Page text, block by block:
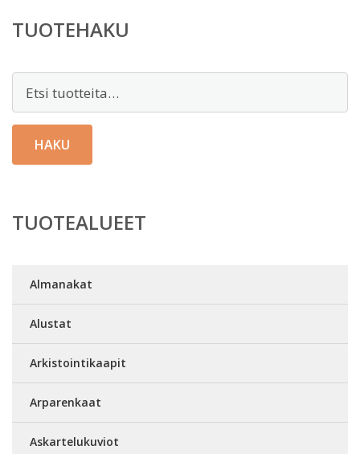
TUOTEHAKU
HAKU
TUOTEALUEET
Almanakat
Alustat
Arkistointikaapit
Arparenkaat
Askartelukuviot